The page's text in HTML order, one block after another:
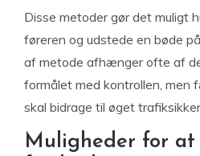
Disse metoder gør det muligt
føreren og udstede en bøde
af metode afhænger ofte af
formålet med kontrollen, men
skal bidrage til øget
Muligheder for at